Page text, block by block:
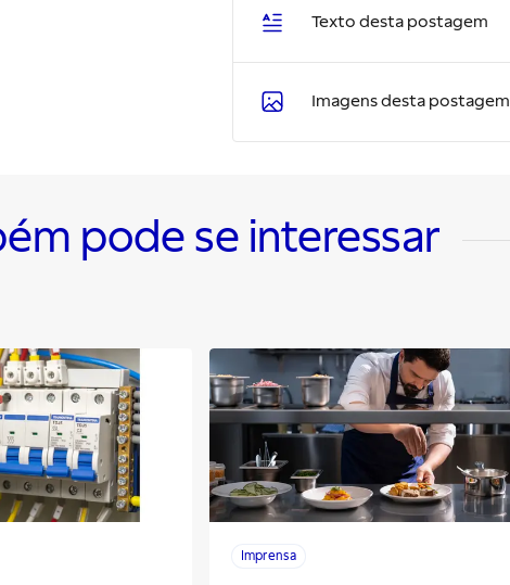
Texto desta postagem
Imagens desta postagem
pode se interessar
Imprensa